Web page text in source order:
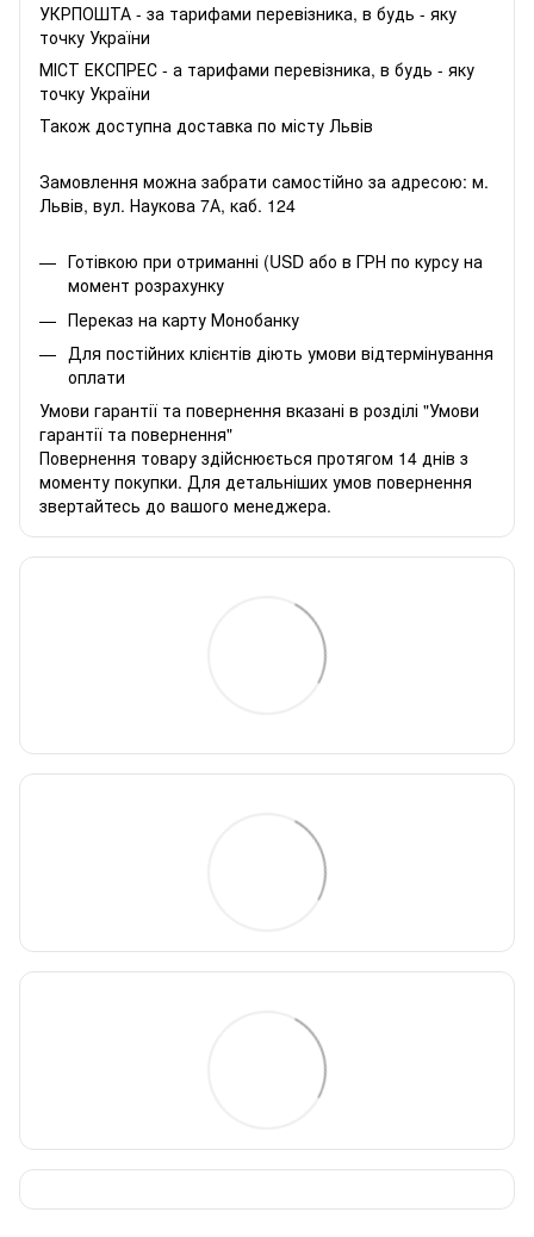
УКРПОШТА - за тарифами перевізника, в будь - яку
точку України
МІСТ ЕКСПРЕС - а тарифами перевізника, в будь - яку
точку України
Також доступна доставка по місту Львів
Замовлення можна забрати самостійно за адресою: м.
Львів, вул. Наукова 7А, каб. 124
Готівкою при отриманні (USD або в ГРН по курсу на
момент розрахунку
Переказ на карту Монобанку
Для постійних клієнтів діють умови відтермінування
оплати
Умови гарантії та повернення вказані в розділі "Умови
гарантії та повернення"
Повернення товару здійснюється протягом 14 днів з
моменту покупки. Для детальніших умов повернення
звертайтесь до вашого менеджера.